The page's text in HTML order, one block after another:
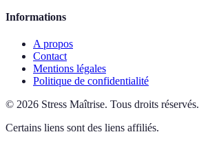
Informations
A propos
Contact
Mentions légales
Politique de confidentialité
© 2026 Stress Maîtrise. Tous droits réservés.
Certains liens sont des liens affiliés.